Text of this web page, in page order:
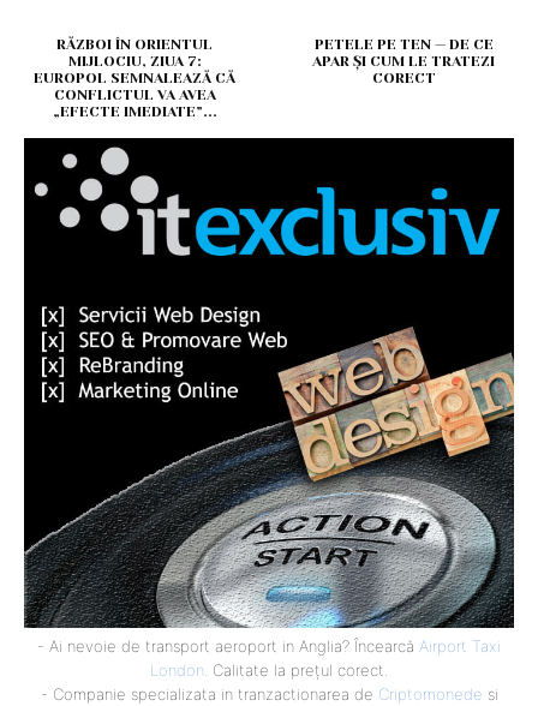
RĂZBOI ÎN ORIENTUL
MIJLOCIU, ZIUA 7:
EUROPOL SEMNALEAZĂ CĂ
CONFLICTUL VA AVEA
„EFECTE IMEDIATE”...
PETELE PE TEN — DE CE
APAR ȘI CUM LE TRATEZI
CORECT
- Ai nevoie de transport aeroport in Anglia? Încearcă Airport Taxi
London. Calitate la prețul corect.
- Companie specializata in tranzactionarea de Criptomonede si